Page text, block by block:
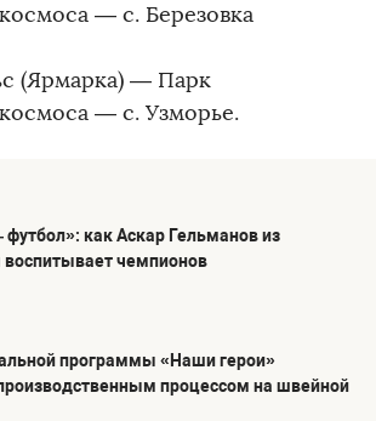
— с. Березовка
(Ярмарка) — Парк
— с. Узморье.
как Аскар Гельманов из
воспитывает чемпионов
программы «Наши герои»
процессом на швейной